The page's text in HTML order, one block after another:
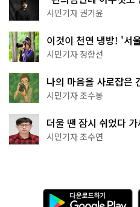
한 편의점의 정체
시민기자 권기윤
이것이 천연 냉방! '서
나볼까
시민기자 정향선
나의 마음을 사로잡은
상작 공개!
시민기자 조수봉
더울 땐 잠시 쉬었다
·무더위쉼터까지
시민기자 조수연
다
운